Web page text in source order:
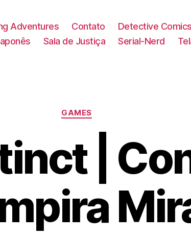
Adventures Contato
Detective
Sala de Justiça Serial-Nerd
Categorias
GAMES
|